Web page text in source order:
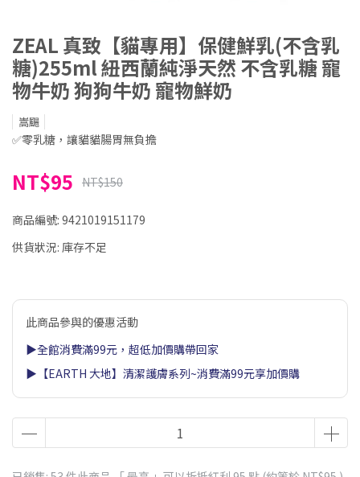
ZEAL 真致【貓專用】保健鮮乳(不含乳
糖)255ml 紐西蘭純淨天然 不含乳糖 寵
物牛奶 狗狗牛奶 寵物鮮奶
嵩颺
✅零乳糖，讓貓貓腸胃無負擔
NT$95 NT$150
商品編號: 9421019151179
供貨狀況: 庫存不足
此商品參與的優惠活動
▶全館消費滿99元，超低加價購帶回家
▶【EARTH 大地】清潔護膚系列~消費滿99元享加價購